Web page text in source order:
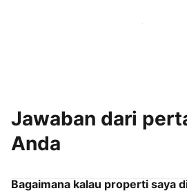
Gabung dengan tuan rumah
Jawaban dari
Anda
Bagaimana kalau properti saya